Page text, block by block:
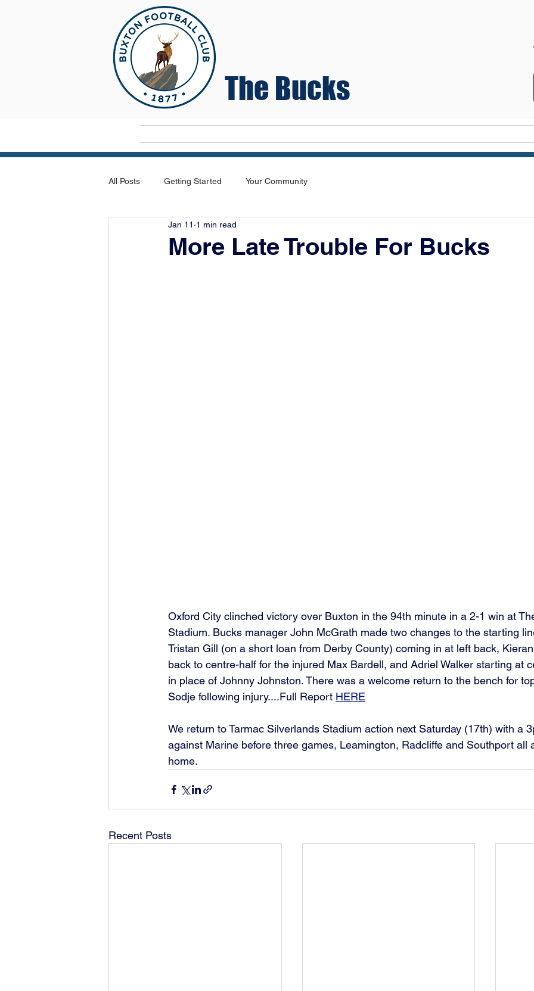
The Bucks
All Posts Getting Started Your Community
More Late Trouble For Bucks
Jan 11 1 min read
Oxford City clinched victory over Buxton in the 94th minute in a 2-1 win at
Stadium. Bucks manager John McGrath made two changes to the starting
Tristan Gill (on a short loan from Derby County) coming in at left back,
back to centre-half for the injured Max Bardell, and Adriel Walker starting at
in place of Johnny Johnston. There was a welcome return to the bench for
Sodje following injury....Full Report HERE
We return to Tarmac Silverlands Stadium action next Saturday (17th) with a
against Marine before three games, Leamington, Radcliffe and Southport all
home.
Recent Posts